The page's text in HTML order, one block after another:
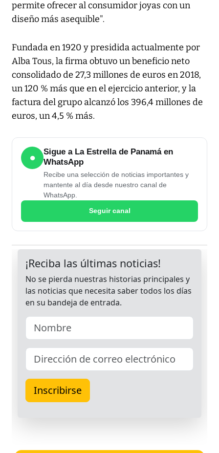
permite ofrecer al consumidor joyas con un
diseño más asequible".
Fundada en 1920 y presidida actualmente por
Alba Tous, la firma obtuvo un beneficio neto
consolidado de 27,3 millones de euros en 2018,
un 120 % más que en el ejercicio anterior, y la
factura del grupo alcanzó los 396,4 millones de
euros, un 4,5 % más.
●
Sigue a La Estrella de Panamá en
WhatsApp
Recibe una selección de noticias importantes y
mantente al día desde nuestro canal de
WhatsApp.
Seguir canal